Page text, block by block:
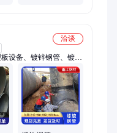
洽谈
设备、镀锌钢管、镀锌
、厚壁焊接钢管、阀
、钢护筒、弯头、法